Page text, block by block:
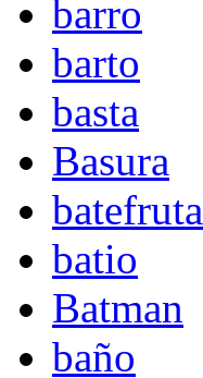
barro
barto
basta
Basura
batefruta
batio
Batman
baño